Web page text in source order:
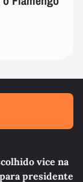
vice na
presidente